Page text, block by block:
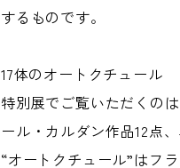
するものです。
17体のオートクチュール
特別展でご覧いただくの
ール・カルダン作品12点
“オートクチュール”はフ